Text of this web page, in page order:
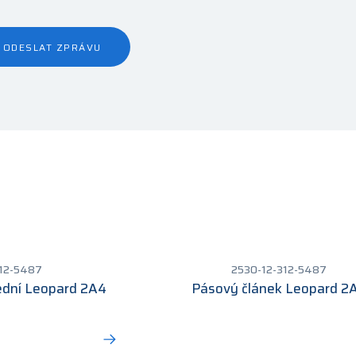
ODESLAT ZPRÁVU
5487
Leopard 2A4
2530-12-312-5487
Pásový článek Leopard